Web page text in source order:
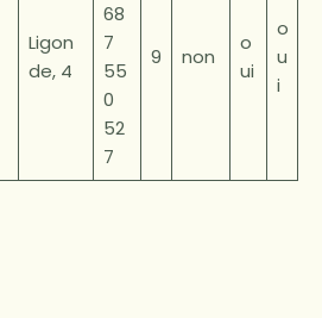
Ligon
de, 4
68
7
55
0
52
7
9 non
o
ui
o
u
i